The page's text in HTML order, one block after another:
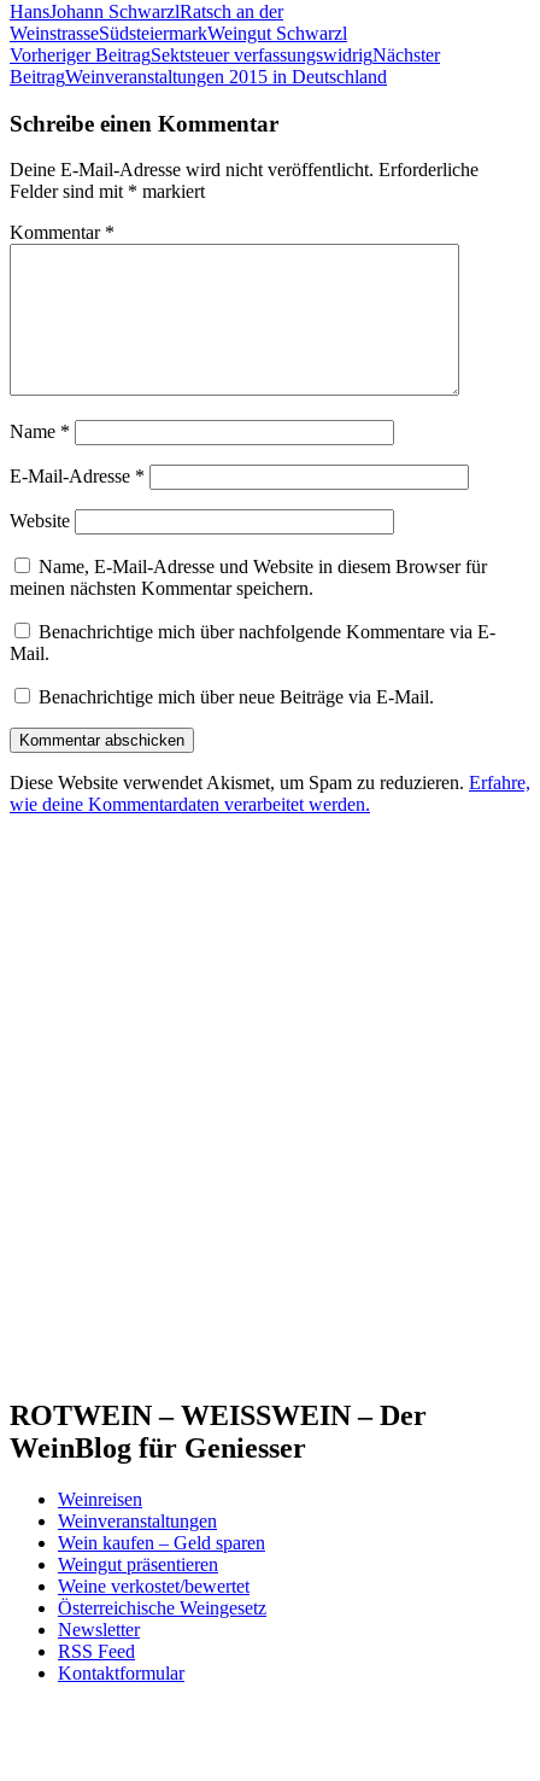
HansJohann SchwarzlRatsch an der
WeinstrasseSüdsteiermarkWeingut Schwarzl
Beitragsnavigation
Vorheriger BeitragSektsteuer verfassungswidrigNächster
BeitragWeinveranstaltungen 2015 in Deutschland
Schreibe einen Kommentar
Deine E-Mail-Adresse wird nicht veröffentlicht. Erforderliche
Felder sind mit * markiert
Kommentar *
Name *
E-Mail-Adresse *
Website
Name, E-Mail-Adresse und Website in diesem Browser für
meinen nächsten Kommentar speichern.
Benachrichtige mich über nachfolgende Kommentare via E-
Mail.
Benachrichtige mich über neue Beiträge via E-Mail.
Diese Website verwendet Akismet, um Spam zu reduzieren. Erfahre,
wie deine Kommentardaten verarbeitet werden.
ROTWEIN – WEISSWEIN – Der
WeinBlog für Geniesser
Weinreisen
Weinveranstaltungen
Wein kaufen – Geld sparen
Weingut präsentieren
Weine verkostet/bewertet
Österreichische Weingesetz
Newsletter
RSS Feed
Kontaktformular